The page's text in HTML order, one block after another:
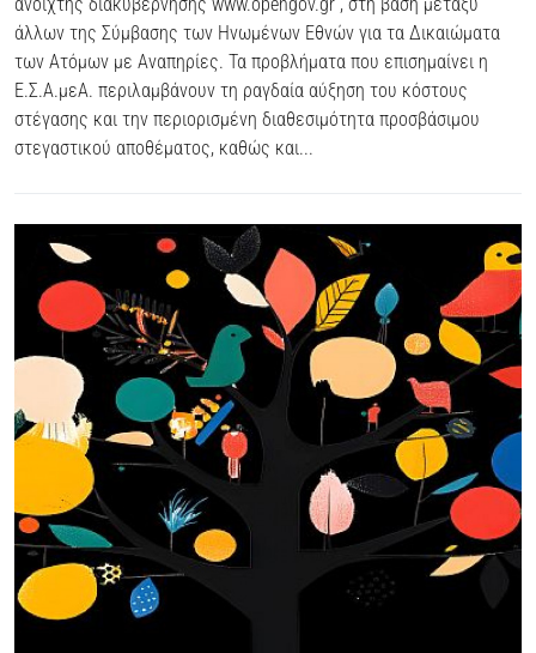
άλλων της Σύμβασης των Ηνωμένων Εθνών για τα Δικαιώματα
των Ατόμων με Αναπηρίες. Τα προβλήματα που επισημαίνει η
Ε.Σ.Α.μεΑ. περιλαμβάνουν τη ραγδαία αύξηση του κόστους
στέγασης και την περιορισμένη διαθεσιμότητα προσβάσιμου
στεγαστικού αποθέματος, καθώς και...